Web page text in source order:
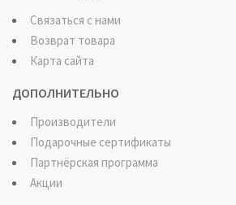
Связаться с нами
Возврат товара
Карта сайта
ДОПОЛНИТЕЛЬНО
Производители
Подарочные сертификаты
Партнёрская программа
Акции